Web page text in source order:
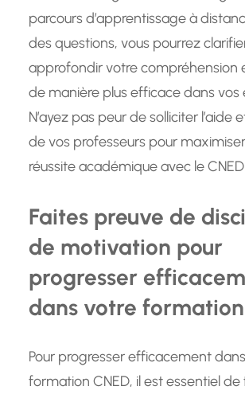
parcours d’apprentissage à
des questions, vous pourrez
approfondir votre compréhension
de manière plus efficace dans vos
N’ayez pas peur de solliciter l’aide
de vos professeurs pour
réussite académique avec le
Faites preuve de
de motivation pour
progresser
dans votre formation
Pour progresser efficacement
formation CNED, il est essentiel